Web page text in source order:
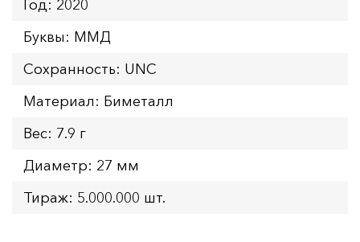
Год: 2020
Буквы: ММД
Сохранность: UNC
Материал: Биметалл
Вес: 7.9 г
Диаметр: 27 мм
Тираж: 5.000.000 шт.